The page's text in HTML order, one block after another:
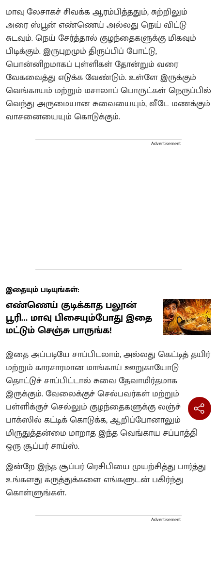
மாவு லேசாகச் சிவக்க ஆரம்பித்ததும், சுற்றிலும்
அரை ஸ்பூன் எண்ணெய் அல்லது நெய் விட்டு
சுடவும். நெய் சேர்த்தால் குழந்தைகளுக்கு மிகவும்
பிடிக்கும். இருபுறமும் திருப்பிப் போட்டு,
பொன்னிறமாகப் புள்ளிகள் தோன்றும் வரை
வேகவைத்து எடுக்க வேண்டும். உள்ளே இருக்கும்
வெங்காயம் மற்றும் மசாலாப் பொருட்கள் நெருப்பில்
வெந்து அருமையான சுவையையும், வீடே மணக்கும்
வாசனையையும் கொடுக்கும்.
Advertisement
இதையும் படியுங்கள்:
எண்ணெய் குடிக்காத பலூன்
பூரி… மாவு பிசையும்போது இதை
மட்டும் செஞ்சு பாருங்க!
இதை அப்படியே சாப்பிடலாம், அல்லது கெட்டித் தயிர்
மற்றும் காரசாரமான மாங்காய் ஊறுகாயோடு
தொட்டுச் சாப்பிட்டால் சுவை தேவாமிர்தமாக
இருக்கும். வேலைக்குச் செல்பவர்கள் மற்றும்
பள்ளிக்குச் செல்லும் குழந்தைகளுக்கு லஞ்ச்
பாக்ஸில் கட்டிக் கொடுக்க, ஆறிப்போனாலும்
மிருதுத்தன்மை மாறாத இந்த வெங்காய சப்பாத்தி
ஒரு சூப்பர் சாய்ஸ்.
இன்றே இந்த சூப்பர் ரெசிபியை முயற்சித்து பார்த்து
உங்களது கருத்துக்களை எங்களுடன் பகிர்ந்து
கொள்ளுங்கள்.
Advertisement